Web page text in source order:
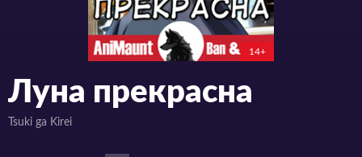
14+
Луна прекрасна
Tsuki ga Kirei